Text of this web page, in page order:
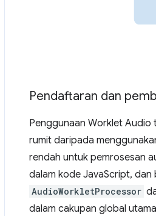
Pendaftaran dan
Penggunaan Worklet Audio
rumit daripada
rendah untuk pemrosesan
dalam kode JavaScript, dan
AudioWorkletProcessor
dalam cakupan global